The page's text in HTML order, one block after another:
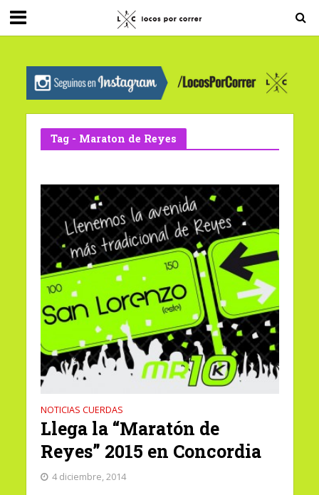
G-0X2PD3RFLV
Tag - Maraton de Reyes
NOTICIAS CUERDAS
Llega la “Maratón de
Reyes” 2015 en Concordia
4 diciembre, 2014